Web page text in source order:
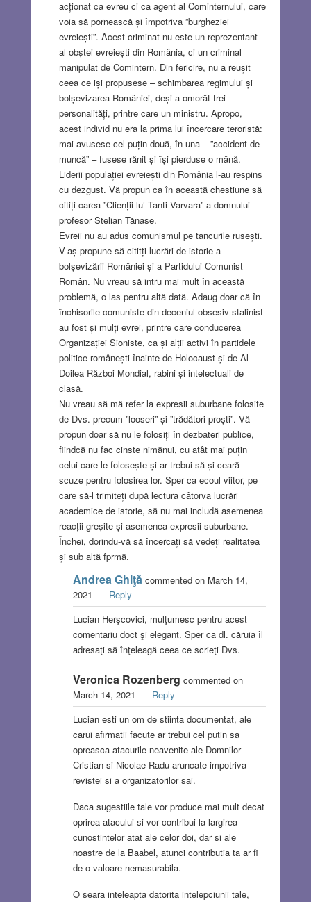
acționat ca evreu ci ca agent al Cominternului, care
voia să pornească și împotriva ”burgheziei
evreiești”. Acest criminat nu este un reprezentant
al obștei evreiești din România, ci un criminal
manipulat de Comintern. Din fericire, nu a reușit
ceea ce iși propusese – schimbarea regimului și
bolșevizarea României, deși a omorât trei
personalități, printre care un ministru. Apropo,
acest individ nu era la prima lui încercare teroristă:
mai avusese cel puțin două, în una – ”accident de
muncă” – fusese rănit și își pierduse o mână.
Liderii populației evreiești din România l-au respins
cu dezgust. Vă propun ca în această chestiune să
citiți carea ”Clienții lu’ Tanti Varvara” a domnului
profesor Stelian Tănase.
Evreii nu au adus comunismul pe tancurile rusești.
V-aș propune să cititți lucrări de istorie a
bolșevizării României și a Partidului Comunist
Român. Nu vreau să intru mai mult în această
problemă, o las pentru altă dată. Adaug doar că în
închisorile comuniste din deceniul obsesiv stalinist
au fost și mulți evrei, printre care conducerea
Organizației Sioniste, ca și alții activi în partidele
politice românești înainte de Holocaust și de Al
Doilea Război Mondial, rabini și intelectuali de
clasă.
Nu vreau să mă refer la expresii suburbane folosite
de Dvs. precum ”looseri” și ”trădători proști”. Vă
propun doar să nu le folosiți în dezbateri publice,
fiindcă nu fac cinste nimănui, cu atât mai puțin
celui care le folosește și ar trebui să-și ceară
scuze pentru folosirea lor. Sper ca ecoul viitor, pe
care să-l trimiteți după lectura câtorva lucrări
academice de istorie, să nu mai includă asemenea
reacții greșite și asemenea expresii suburbane.
Închei, dorindu-vă să încercați să vedeți realitatea
și sub altă fprmă.
Andrea Ghiţăcommented on March 14,
2021
Reply
Lucian Herşcovici, mulţumesc pentru acest
comentariu doct şi elegant. Sper ca dl. căruia îl
adresaţi să înţeleagă ceea ce scrieţi Dvs.
Veronica Rozenberg commented on
March 14, 2021
Reply
Lucian esti un om de stiinta documentat, ale
carui afirmatii facute ar trebui cel putin sa
opreasca atacurile neavenite ale Domnilor
Cristian si Nicolae Radu aruncate impotriva
revistei si a organizatorilor sai.
Daca sugestiile tale vor produce mai mult decat
oprirea atacului si vor contribui la largirea
cunostintelor atat ale celor doi, dar si ale
noastre de la Baabel, atunci contributia ta ar fi
de o valoare nemasurabila.
O seara inteleapta datorita intelepciunii tale,